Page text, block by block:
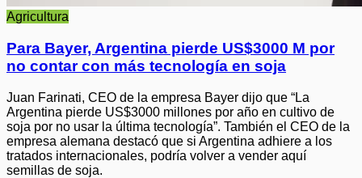
Agricultura
Para Bayer, Argentina pierde US$3000 M por
no contar con más tecnología en soja
Juan Farinati, CEO de la empresa Bayer dijo que “La
Argentina pierde US$3000 millones por año en cultivo de
soja por no usar la última tecnología”. También el CEO de la
empresa alemana destacó que si Argentina adhiere a los
tratados internacionales, podría volver a vender aquí
semillas de soja.